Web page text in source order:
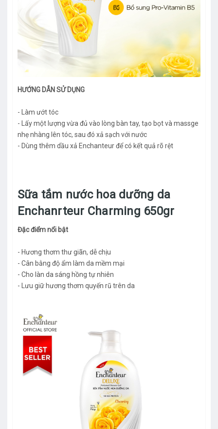
HƯỚNG DẪN SỬ DỤNG
- Làm ướt tóc
- Lấy một lượng vừa đủ vào lòng bàn tay, tạo bọt và massge
nhẹ nhàng lên tóc, sau đó xả sạch với nước
- Dùng thêm dầu xả Enchanteur để có kết quả rõ rệt
Sữa tắm nước hoa dưỡng da
Enchanrteur Charming 650gr
Đặc điểm nổi bật
- Hương thơm thư giãn, dễ chịu
- Cân bằng độ ẩm làm da mềm mại
- Cho làn da sáng hồng tự nhiên
- Lưu giữ hương thơm quyến rũ trên da